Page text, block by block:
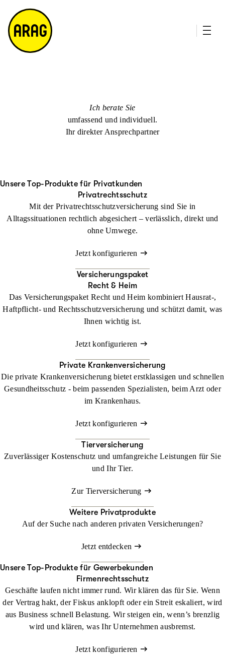
m
a
p
Ich berate Sie
umfassend und individuell.
Ihr direkter Ansprechpartner
Unsere Top-Produkte für Privatkunden
Privatrechtsschutz
Mit der Privatrechtsschutzversicherung sind Sie in
Alltagssituationen rechtlich abgesichert – verlässlich, direkt und
ohne Umwege.
Jetzt konfigurieren
Versicherungspaket
Recht & Heim
Das Versicherungspaket Recht und Heim kombiniert Hausrat-,
Haftpflicht- und Rechtsschutzversicherung und schützt damit, was
Ihnen wichtig ist.
Jetzt konfigurieren
Private Krankenversicherung
Die private Krankenversicherung bietet erstklassigen und schnellen
Gesundheitsschutz - beim passenden Spezialisten, beim Arzt oder
im Krankenhaus.
Jetzt konfigurieren
Tierversicherung
Zuverlässiger Kostenschutz und umfangreiche Leistungen für Sie
und Ihr Tier.
Zur Tierversicherung
Weitere Privatprodukte
Auf der Suche nach anderen privaten Versicherungen?
Jetzt entdecken
Unsere Top-Produkte für Gewerbekunden
Firmenrechtsschutz
Geschäfte laufen nicht immer rund. Wir klären das für Sie. Wenn
der Vertrag hakt, der Fiskus anklopft oder ein Streit eskaliert, wird
aus Business schnell Belastung. Wir steigen ein, wenn’s brenzlig
wird und klären, was Ihr Unternehmen ausbremst.
Jetzt konfigurieren